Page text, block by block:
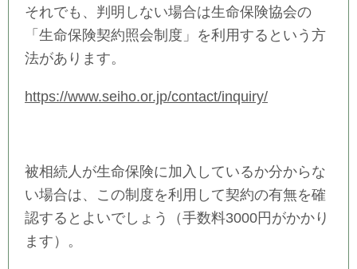
それでも、判明しない場合は生命保険協会の
「生命保険契約照会制度」を利用するという方
法があります。
https://www.seiho.or.jp/contact/inquiry/
被相続人が生命保険に加入しているか分からな
い場合は、この制度を利用して契約の有無を確
認するとよいでしょう（手数料3000円がかかり
ます）。